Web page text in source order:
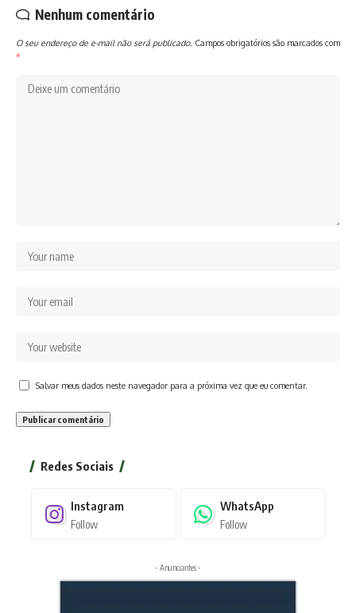
Nenhum comentário
O seu endereço de e-mail não será publicado. Campos obrigatórios são marcados com
*
Salvar meus dados neste navegador para a próxima vez que eu comentar.
Redes Sociais
Instagram
Follow
WhatsApp
Follow
- Anunciantes -